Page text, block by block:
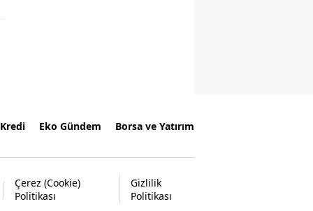
Kredi Eko Gündem Borsa ve Yatırım
Çerez (Cookie)
Politikası
Gizlilik
Politikası